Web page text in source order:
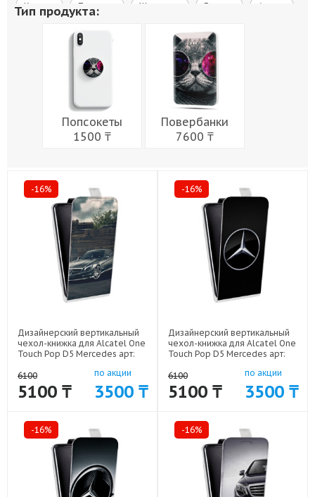
Космос Природа Живопись Города Армия
Еда
Тип продукта:
Попсокеты
1500 ₸
Повербанки
7600 ₸
-16%
Дизайнерский вертикальный
чехол-книжка для Alcatel One
Touch Pop D5 Mercedes арт:
6100
5100 ₸
по акции
3500 ₸
-16%
Дизайнерский вертикальный
чехол-книжка для Alcatel One
Touch Pop D5 Mercedes арт:
6100
5100 ₸
по акции
3500 ₸
-16% -16%